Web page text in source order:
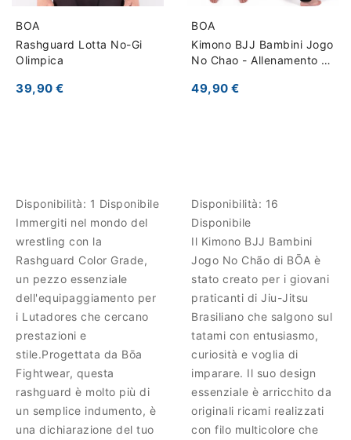
BOA
Rashguard Lotta No-Gi
Olimpica
39,90 €
Disponibilità: 1 Disponibile
Immergiti nel mondo del
wrestling con la
Rashguard Color Grade,
un pezzo essenziale
dell'equipaggiamento per
i Lutadores che cercano
prestazioni e
stile.Progettata da Bōa
Fightwear, questa
rashguard è molto più di
un semplice indumento, è
una dichiarazione del tuo
BOA
Kimono BJJ Bambini Jogo
No Chao - Allenamento e
49,90 €
Disponibilità: 16
Disponibile
Il Kimono BJJ Bambini
Jogo No Chão di BŌA è
stato creato per i giovani
praticanti di Jiu-Jitsu
Brasiliano che salgono sul
tatami con entusiasmo,
curiosità e voglia di
imparare. Il suo design
essenziale è arricchito da
originali ricami realizzati
con filo multicolore che